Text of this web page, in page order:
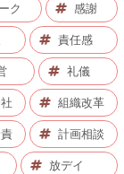
ク 感謝
責任感
礼儀
組織改革
計画相談
放デイ